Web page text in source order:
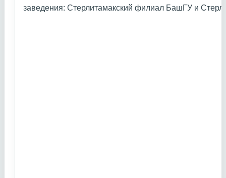
заведения: Стерлитамакский филиал БашГУ и